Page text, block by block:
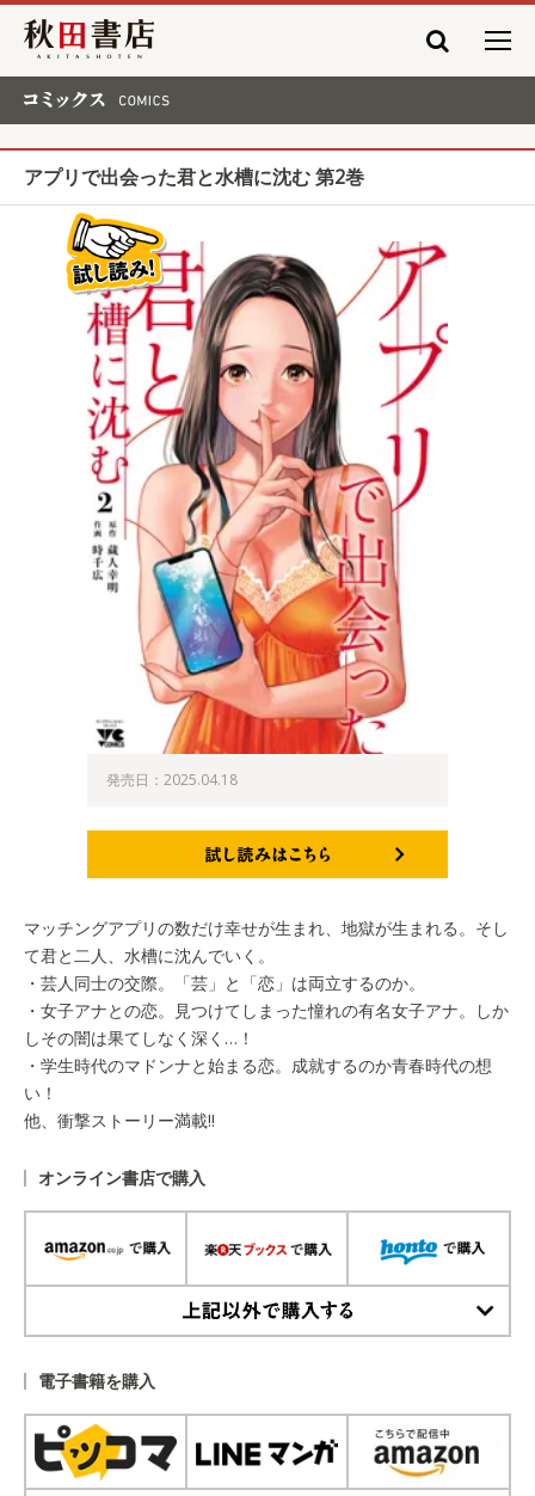
秋田書店
アプリで出会った君と水槽に沈む 第2巻
発売日：2025.04.18
マッチングアプリの数だけ幸せが生まれ、地獄が生まれる。そし
て君と二人、水槽に沈んでいく。
・芸人同士の交際。「芸」と「恋」は両立するのか。
・女子アナとの恋。見つけてしまった憧れの有名女子アナ。しか
しその闇は果てしなく深く…！
・学生時代のマドンナと始まる恋。成就するのか青春時代の想
い！
他、衝撃ストーリー満載!!
オンライン書店で購入
電子書籍を購入